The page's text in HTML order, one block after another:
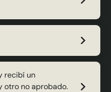
recibí un
otro no aprobado.